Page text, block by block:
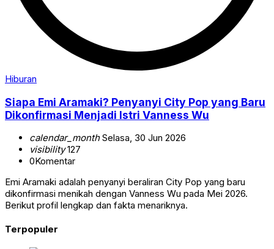
Hiburan
Siapa Emi Aramaki? Penyanyi City Pop yang Baru
Dikonfirmasi Menjadi Istri Vanness Wu
calendar_monthSelasa, 30 Jun 2026
visibility127
0Komentar
Emi Aramaki adalah penyanyi beraliran City Pop yang baru
dikonfirmasi menikah dengan Vanness Wu pada Mei 2026.
Berikut profil lengkap dan fakta menariknya.
Terpopuler